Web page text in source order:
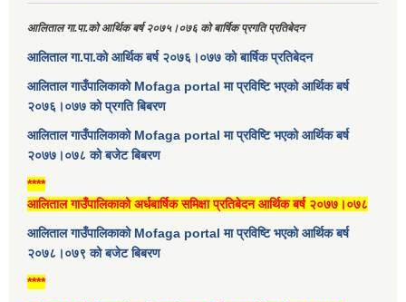
आलिताल गा.पा.को आर्थिक बर्ष २०७५।०७६ को बार्षिक प्रगति प्रतिबेदन
आलिताल गा.पा.को आर्थिक बर्ष २०७६।०७७ को बार्षिक प्रतिबेदन
आलिताल गाउँपालिकाको Mofaga portal मा प्रविष्टि भएको आर्थिक बर्ष
२०७६।०७७ को प्रगति बिबरण
आलिताल गाउँपालिकाको Mofaga portal मा प्रविष्टि भएको आर्थिक बर्ष
२०७७।०७८ को बजेट बिबरण
****
आलिताल गाउँपालिकाको अर्धबार्षिक समिक्षा प्रतिबेदन आर्थिक बर्ष २०७७।०७८
आलिताल गाउँपालिकाको Mofaga portal मा प्रविष्टि भएको आर्थिक बर्ष
२०७८।०७९ को बजेट बिबरण
****